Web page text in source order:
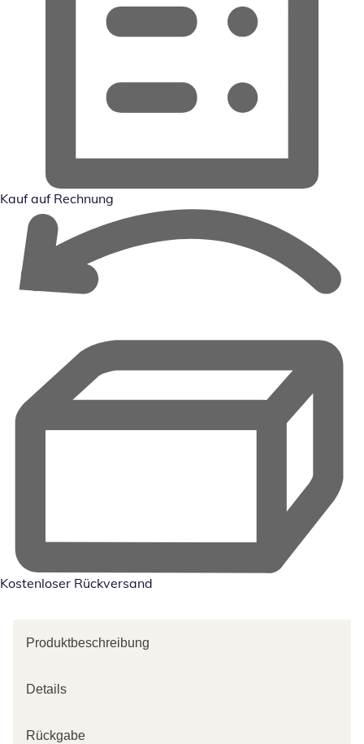
Kauf auf Rechnung
Kostenloser Rückversand
Produktbeschreibung
Details
Rückgabe